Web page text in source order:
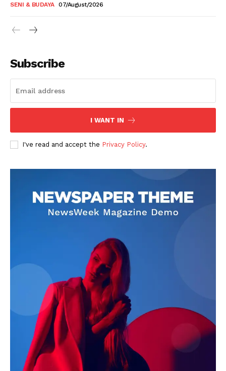
SENI & BUDAYA 07/August/2026
Subscribe
I WANT IN
I've read and accept the Privacy Policy.